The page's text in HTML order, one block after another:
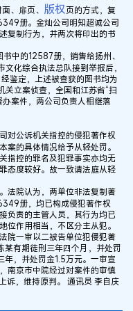
、扉页、 版权页的方式，复
册。金灿公司明知超诚公司
复制行为，并两次将印出的书
中的12587册，销售给扬州、
化综合执法总队接到举报后，
鉴定，上述被查获的图书均为
立案侦查，全国和江苏省“扫
案件，两公司负责人相继落
公诉机关指控的侵犯著作权
案的具体情况给予从轻处罚。
指控的罪名及犯罪事实亦均无
态度较好。故一致请法庭从轻
院认为，两单位非法复制著
册，均已构成侵犯著作权
负责的主管人员，其行为均已
位作用相当，不区分主从犯。
院一审以二被告单位犯侵犯著
有期徒刑三年四个月，并处罚
，并处罚金1.5万元。一审宣
南京市中院经过对案件的审慎
诉，维持原判。 通讯员 李自庆